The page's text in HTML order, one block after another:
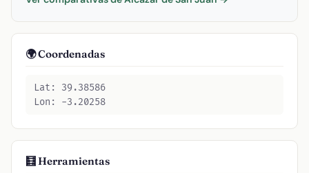
🌍 Coordenadas
Lat: 39.38586
Lon: -3.20258
🧮 Herramientas